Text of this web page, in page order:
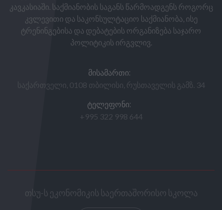
კავკასიაში. საქმიანობის საგანს წარმოადგენს როგორც
კვლევითი და საკონსულტაციო საქმიანობა, ისე
ტრენინგებისა და დებატების ორგანიზება საჯარო
პოლიტიკის ირგვლივ.
ᲛᲘᲡᲐᲛᲐᲠᲗᲘ:
საქართველი, 0108 თბილისი, რუსთაველის გამზ. 34
ᲢᲔᲚᲔᲤᲝᲜᲘ:
+995 322 998 644
თსუ-ს ეკონომიკის საერთაშორისო სკოლა